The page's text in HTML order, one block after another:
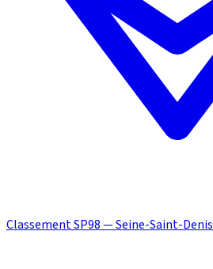
Classement SP98 — Seine-Saint-Denis